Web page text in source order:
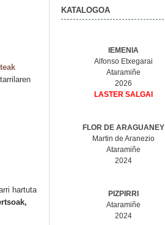
hartuta
KATALOGOA
IEMENIA
Alfonso Etxegarai
Ataramiñe
2026
LASTER SALGAI
FLOR DE ARAGUANEY
Martin de Aranezio
Ataramiñe
2024
PIZPIRRI
Ataramiñe
2024